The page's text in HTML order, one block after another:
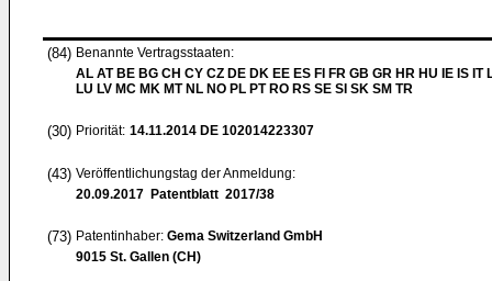
(84) Benannte Vertragsstaaten:
AL AT BE BG CH CY CZ DE DK EE ES FI FR GB GR HR HU IE IS IT
LU LV MC MK MT NL NO PL PT RO RS SE SI SK SM TR
(30) Priorität: 14.11.2014 DE 102014223307
(43) Veröffentlichungstag der Anmeldung:
20.09.2017 Patentblatt 2017/38
(73) Patentinhaber: Gema Switzerland GmbH
9015 St. Gallen (CH)